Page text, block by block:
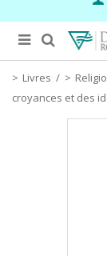
Livres /
croyances et des